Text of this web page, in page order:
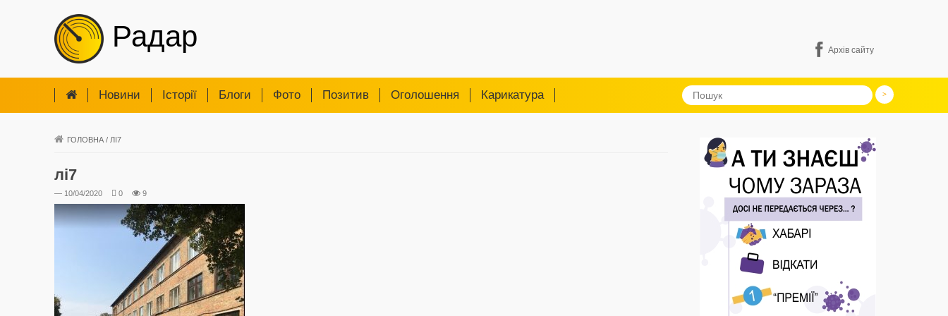
Радар Архів сайту
Новини Iсторії Блоги Фото Позитив Оголошення Карикатура
ГОЛОВНА / ЛІ7
лі7
— 10/04/2020 0 9